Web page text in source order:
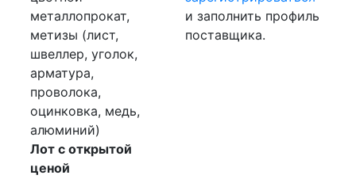
металлопрокат,
метизы (лист,
швеллер, уголок,
арматура,
проволока,
оцинковка, медь,
алюминий)
Лот с открытой
ценой
и заполнить профиль
поставщика.